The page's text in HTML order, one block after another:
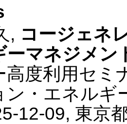
, コージェネ
ーマネジメン
高度利用セミ
ン・エネルギ
12-09, 東京